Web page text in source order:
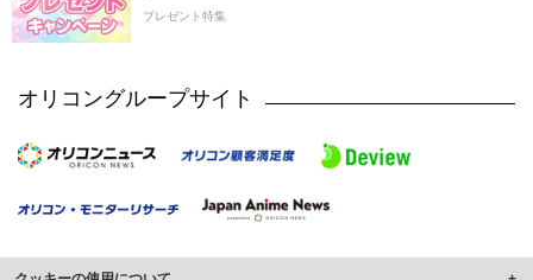
プレゼント特集
オリコングループサイト